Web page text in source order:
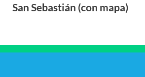
San Sebastián (con mapa)